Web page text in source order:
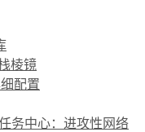
棱镜
细配置
务中心：进攻性网络